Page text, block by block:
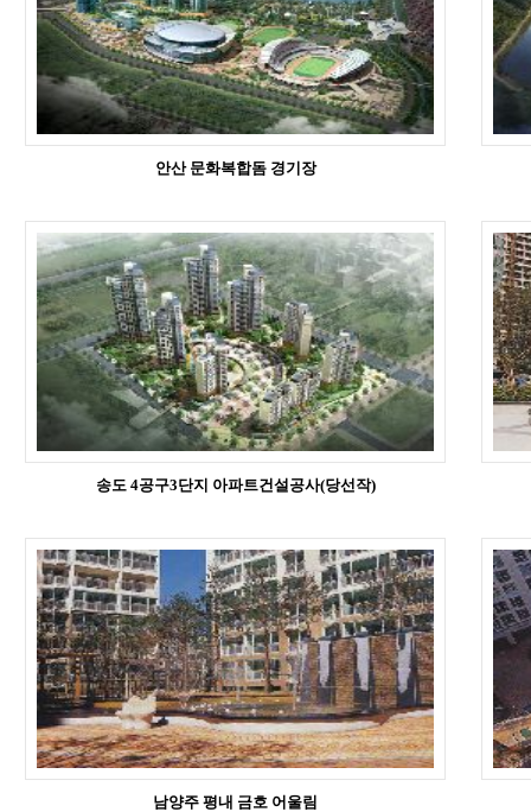
안산 문화복합돔 경기장
송도 4공구3단지 아파트건설공사(당선작)
남양주 평내 금호 어울림